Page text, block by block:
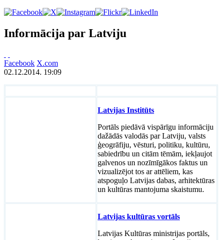
Informācija par Latviju
Facebook X.com
02.12.2014. 19:09
Latvijas Institūts
Portāls piedāvā vispārīgu informāciju
dažādās valodās par Latviju, valsts
ģeogrāfiju, vēsturi, politiku, kultūru,
sabiedrību un citām tēmām, iekļaujot
galvenos un nozīmīgākos faktus un
vizualizējot tos ar attēliem, kas
atspoguļo Latvijas dabas, arhitektūras
un kultūras mantojuma skaistumu.
Latvijas kultūras vortāls
Latvijas Kultūras ministrijas portāls,